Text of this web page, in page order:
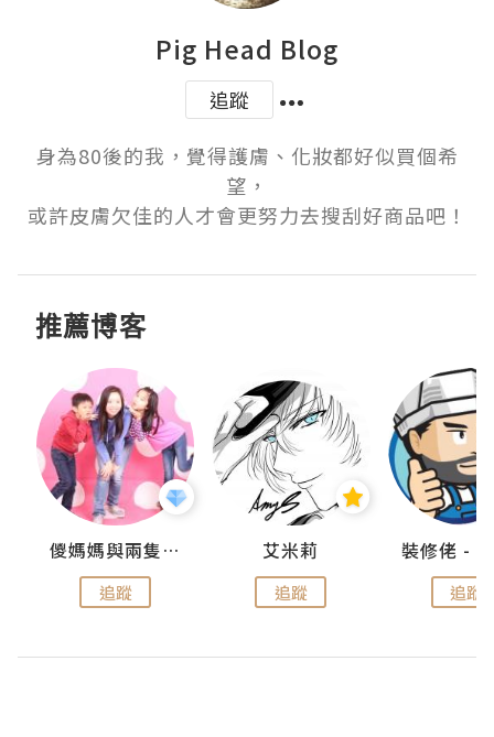
Pig Head Blog
追蹤
身為80後的我，覺得護膚、化妝都好似買個希
望，
或許皮膚欠佳的人才會更努力去搜刮好商品吧！
推薦博客
儍媽媽與兩隻小魔怪之家
追蹤
艾米莉
追蹤 追蹤